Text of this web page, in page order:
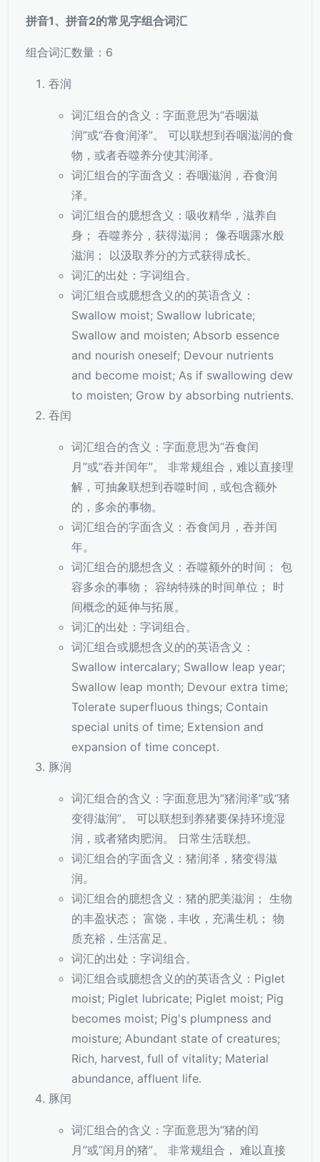
拼音1、拼音2的常见字组合词汇
组合词汇数量：6
吞润
词汇组合的含义：字面意思为“吞咽滋
润”或“吞食润泽”。 可以联想到吞咽滋润的食
物，或者吞噬养分使其润泽。
词汇组合的字面含义：吞咽滋润，吞食润
泽。
词汇组合的臆想含义：吸收精华，滋养自
身； 吞噬养分，获得滋润； 像吞咽露水般
滋润； 以汲取养分的方式获得成长。
词汇的出处：字词组合。
词汇组合或臆想含义的的英语含义：
Swallow moist; Swallow lubricate;
Swallow and moisten; Absorb essence
and nourish oneself; Devour nutrients
and become moist; As if swallowing dew
to moisten; Grow by absorbing nutrients.
吞闰
词汇组合的含义：字面意思为“吞食闰
月”或“吞并闰年”。 非常规组合，难以直接理
解，可抽象联想到吞噬时间，或包含额外
的，多余的事物。
词汇组合的字面含义：吞食闰月，吞并闰
年。
词汇组合的臆想含义：吞噬额外的时间； 包
容多余的事物； 容纳特殊的时间单位； 时
间概念的延伸与拓展。
词汇的出处：字词组合。
词汇组合或臆想含义的的英语含义：
Swallow intercalary; Swallow leap year;
Swallow leap month; Devour extra time;
Tolerate superfluous things; Contain
special units of time; Extension and
expansion of time concept.
豚润
词汇组合的含义：字面意思为“猪润泽”或“猪
变得滋润”。 可以联想到养猪要保持环境湿
润，或者猪肉肥润。 日常生活联想。
词汇组合的字面含义：猪润泽，猪变得滋
润。
词汇组合的臆想含义：猪的肥美滋润； 生物
的丰盈状态； 富饶，丰收，充满生机； 物
质充裕，生活富足。
词汇的出处：字词组合。
词汇组合或臆想含义的的英语含义：Piglet
moist; Piglet lubricate; Piglet moist; Pig
becomes moist; Pig's plumpness and
moisture; Abundant state of creatures;
Rich, harvest, full of vitality; Material
abundance, affluent life.
豚闰
词汇组合的含义：字面意思为“猪的闰
月”或“闰月的猪”。 非常规组合， 难以直接